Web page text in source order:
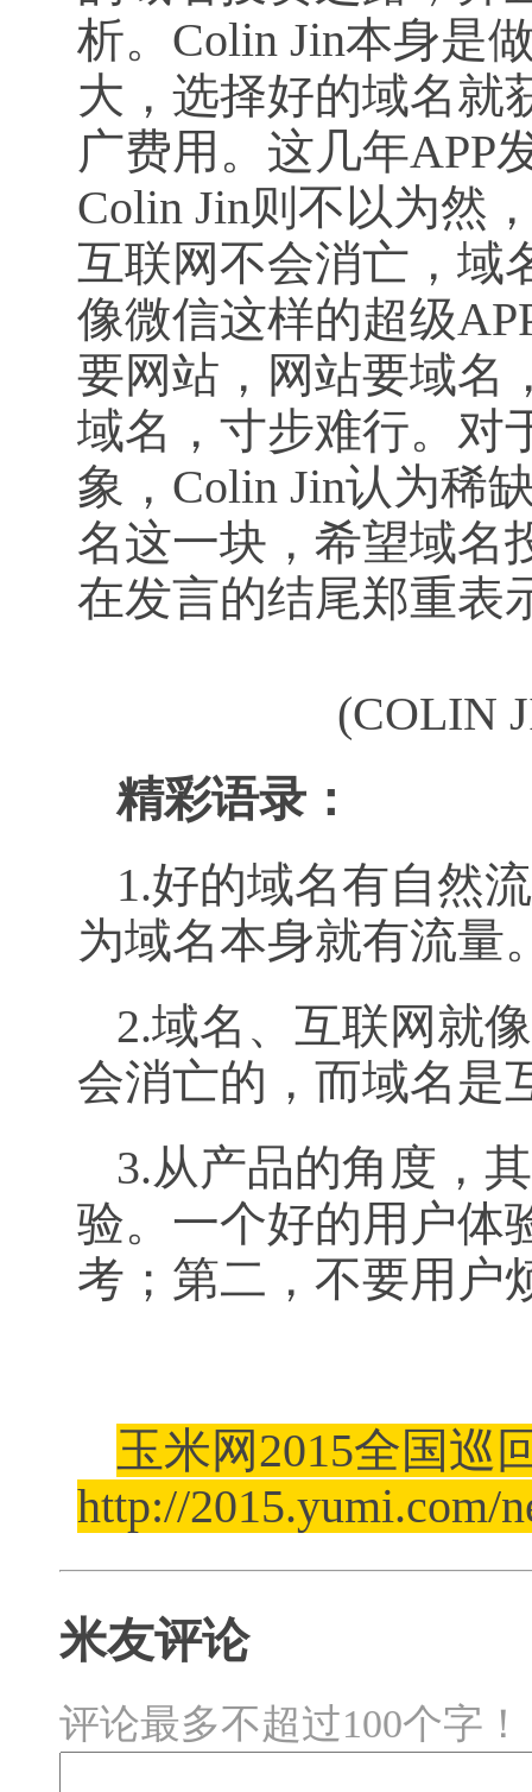
析。Colin Jin本身是
大，选择好的域名就
广费用。这几年APP
Colin Jin则不以为然
互联网不会消亡，域
像微信这样的超级
要网站，网站要域名
域名，寸步难行。对
象，Colin Jin认为稀
名这一块，希望域名
在发言的结尾郑重表
(COLIN
精彩语录：
1.好的域名有自然
为域名本身就有流量
2.域名、互联网就
会消亡的，而域名是
3.从产品的角度，
验。一个好的用户体
考；第二，不要用户
玉米网2015全国巡
http://2015.yumi.com/
米友评论
评论最多不超过100个字！